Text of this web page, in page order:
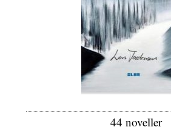
44 noveller